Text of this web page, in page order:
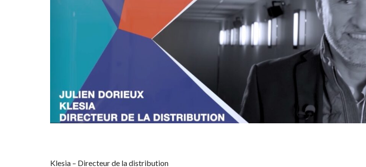
Klesia – Directeur de la distribution